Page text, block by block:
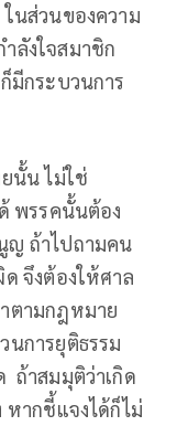
นส่วนของความ
ลังใจสมาชิก
มีกระบวนการ
นั้น ไม่ใช่
พรรคนั้นต้อง
ญ ถ้าไปถามคน
จึงต้องให้ศาล
ตามกฎหมาย
การยุติธรรม
ถ้าสมมุติว่าเกิด
หากชี้แจงได้ก็ไม่